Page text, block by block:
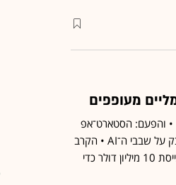
מעופפים
• והפעם: הסטארט־אפ
מפרדס חנה שגייס 23 מיליון דולר • שיטות אכיפה חדשות של ארה"ב במאבק על שבבי ה־AI • הקרב
הבא בין סם אלטמן לאילון מאסק, הפעם בתוך המוח האנושי • והחברה שמגייסת 10 מיליון דולר כדי